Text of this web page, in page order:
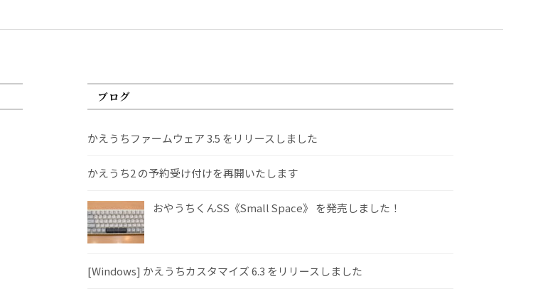
ブログ
かえうちファームウェア 3.5 をリリースしました
かえうち2 の予約受け付けを再開いたします
おやうちくんSS《Small Space》 を発売しました！
[Windows] かえうちカスタマイズ 6.3 をリリースしました